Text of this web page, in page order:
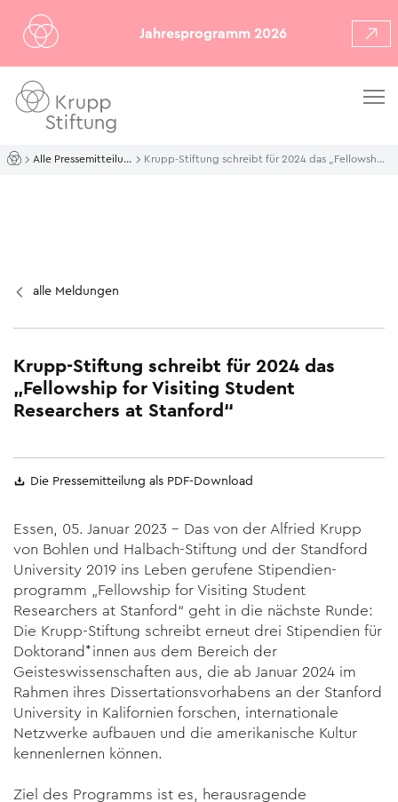
Jahresprogramm 2026
Alle Pressemitteilungen Krupp-Stiftung schreibt für 2024 das „Fellowship for Visiting Student Researchers at Stanford“
alle Meldungen
Krupp-Stiftung schreibt für 2024 das
„Fellowship for Visiting Student
Researchers at Stanford“
Die Pressemitteilung als PDF-Download
Essen, 05. Januar 2023 – Das von der Alfried Krupp
von Bohlen und Halbach-Stiftung und der Standford
University 2019 ins Leben gerufene Stipendien­
programm „Fellowship for Visiting Student
Researchers at Stanford“ geht in die nächste Runde:
Die Krupp-Stiftung schreibt erneut drei Stipendien für
Doktoran­d*innen aus dem Bereich der
Geisteswissenschaften aus, die ab Januar 2024 im
Rahmen ihres Dissertations­vor­habens an der Stanford
University in Kalifornien forschen, inter­nationale
Netzwerke aufbauen und die amerikanische Kultur
kennenlernen können.
Ziel des Programms ist es, herausragende